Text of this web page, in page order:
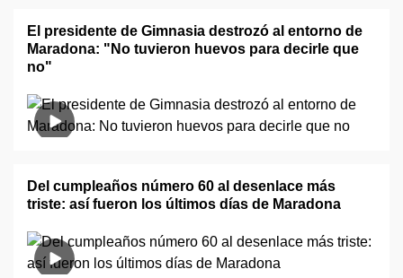
El presidente de Gimnasia destrozó al entorno de
Maradona: "No tuvieron huevos para decirle que
no"
Del cumpleaños número 60 al desenlace más
triste: así fueron los últimos días de Maradona